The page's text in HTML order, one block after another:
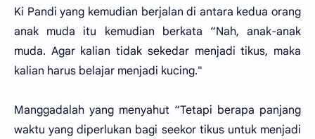
Ki Pandi yang kemudian berjalan di antara kedua orang
anak muda itu kemudian berkata “Nah, anak-anak
muda. Agar kalian tidak sekedar menjadi tikus, maka
kalian harus belajar menjadi kucing."
Manggadalah yang menyahut “Tetapi berapa panjang
waktu yang diperlukan bagi seekor tikus untuk menjadi